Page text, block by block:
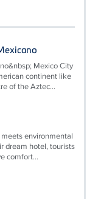
Mexico City
continent like
of the Aztec...
environmental
dream hotel, tourists
comfort...